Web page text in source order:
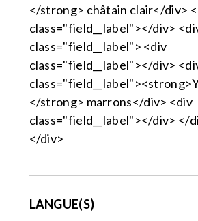
</strong> châtain clair</div>
class="field__label"></div>
class="field__label"> <div
class="field__label"></div>
</strong> marrons</div> <div
class="field__label"></div> </
</div>
LANGUE(S)